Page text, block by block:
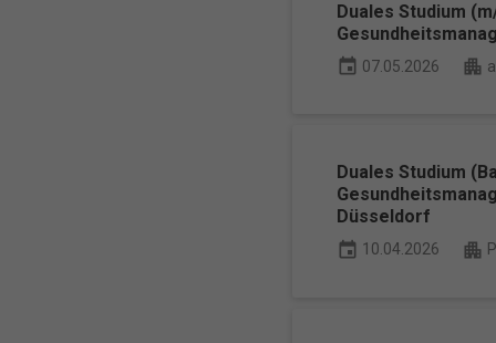
Duales Studium
event 07.05.2026 apartment
Duales Studium
Düsseldorf
event 10.04.2026 apartment